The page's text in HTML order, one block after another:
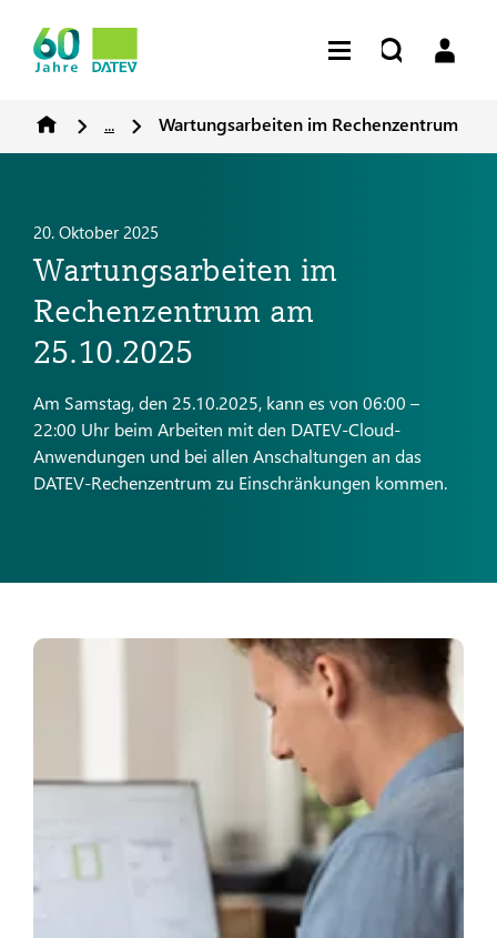
... Wartungsarbeiten im Rechenzentrum
20. Oktober 2025
Wartungsarbeiten im
Rechenzentrum am
25.10.2025
Am Samstag, den 25.10.2025, kann es von 06:00 –
22:00 Uhr beim Arbeiten mit den DATEV-Cloud-
Anwendungen und bei allen Anschaltungen an das
DATEV-Rechenzentrum zu Einschränkungen kommen.